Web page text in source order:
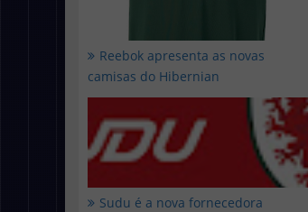
Reebok apresenta as novas
camisas do Hibernian
Sudu é a nova fornecedora